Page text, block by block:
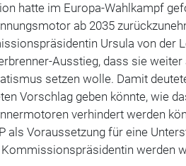
hatte im Europa-Wahlkampf
ab 2035
Ursula von der
Ausstieg, dass sie
setzen wolle. Damit
Vorschlag geben könnte, wie
verhindert werden
als Voraussetzung für eine
werden